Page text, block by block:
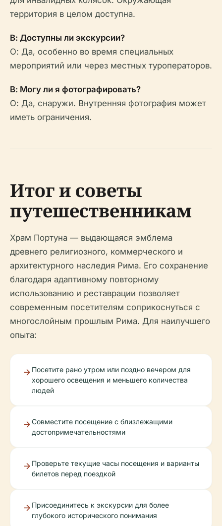
территория в целом доступна.
В: Доступны ли экскурсии?
О: Да, особенно во время специальных
мероприятий или через местных туроператоров.
В: Могу ли я фотографировать?
О: Да, снаружи. Внутренняя фотография может
иметь ограничения.
Итог и советы
путешественникам
Храм Портуна — выдающаяся эмблема
древнего религиозного, коммерческого и
архитектурного наследия Рима. Его сохранение
благодаря адаптивному повторному
использованию и реставрации позволяет
современным посетителям соприкоснуться с
многослойным прошлым Рима. Для наилучшего
опыта:
Посетите рано утром или поздно вечером для
хорошего освещения и меньшего количества
людей
Совместите посещение с близлежащими
достопримечательностями
Проверьте текущие часы посещения и варианты
билетов перед поездкой
Присоединитесь к экскурсии для более
глубокого исторического понимания